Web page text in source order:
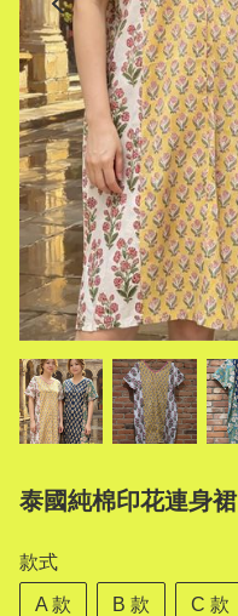
泰國純棉印花連身裙
款式
A 款 B 款 C 款